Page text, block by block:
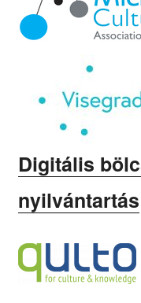
Digitális
nyilvántartás